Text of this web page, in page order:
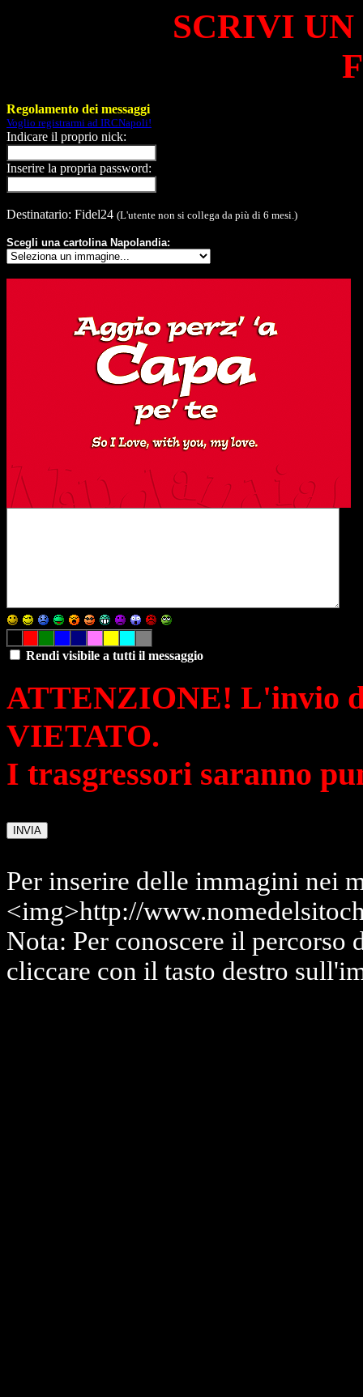
SCRIVI
Regolamento dei messaggi
Voglio registrarmi ad IRCNapoli!
Indicare il proprio nick:
Inserire la propria password:
Destinatario: Fidel24 (L'utente non si collega da più di 6 mesi.)
Scegli una cartolina Napolandia:
Rendi visibile a tutti il messaggio
ATTENZIONE! L'invio
VIETATO.
I trasgressori saranno
Per inserire delle immagini nei
<img>http://
Nota: Per conoscere il percorso
cliccare con il tasto destro